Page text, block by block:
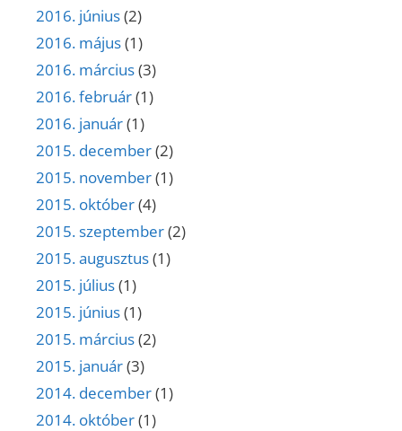
2016. június(2)
2016. május(1)
2016. március(3)
2016. február(1)
2016. január(1)
2015. december(2)
2015. november(1)
2015. október(4)
2015. szeptember(2)
2015. augusztus(1)
2015. július(1)
2015. június(1)
2015. március(2)
2015. január(3)
2014. december(1)
2014. október(1)